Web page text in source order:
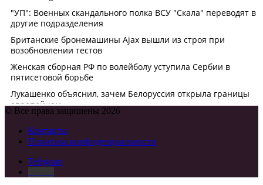
© Все права защищены 2026
Контакты
Политика конфиденциальности
Telegram